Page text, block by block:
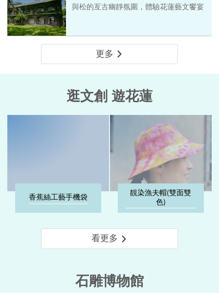
與松的亙古幽靜氛圍，體驗花蓮藝文饗宴
更多
逛文創 遊花蓮
香蕉絲工藝手機袋
靚染漁夫帽(雙面雙
色)
看更多
石雕博物館